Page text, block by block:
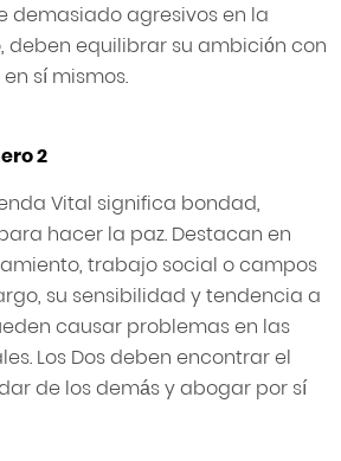
demasiado agresivos en la
deben equilibrar su ambición con
sí mismos.
2
Vital significa bondad,
hacer la paz. Destacan en
trabajo social o campos
su sensibilidad y tendencia a
causar problemas en las
Los Dos deben encontrar el
de los demás y abogar por sí